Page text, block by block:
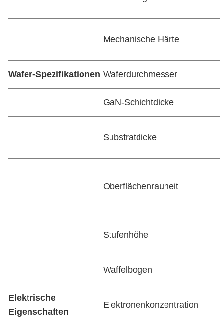
Mechanische Härte
Wafer-Spezifikationen Waferdurchmesser
GaN-Schichtdicke
Substratdicke
Oberflächenrauheit
Stufenhöhe
Waffelbogen
Elektrische
Eigenschaften
Elektronenkonzentration